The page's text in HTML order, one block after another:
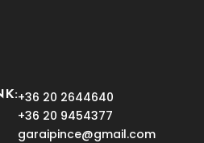
+36 20 2644640
+36 20 9454377
garaipince@gmail.com